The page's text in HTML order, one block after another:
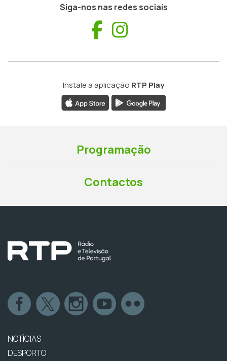
Siga-nos nas redes sociais
Facebook
Instale a aplicação RTP Play
Programação
Contactos
NOTÍCIAS
DESPORTO